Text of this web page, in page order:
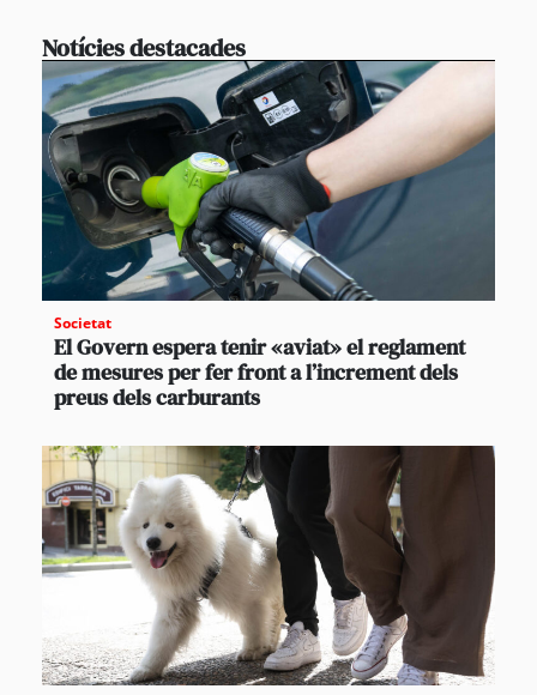
Notícies destacades
Societat
El Govern espera tenir «aviat» el reglament
de mesures per fer front a l’increment dels
preus dels carburants